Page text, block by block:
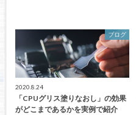
ブログ
2020.8.24
「CPUグリス塗りなおし」の効果
がどこまであるかを実例で紹介